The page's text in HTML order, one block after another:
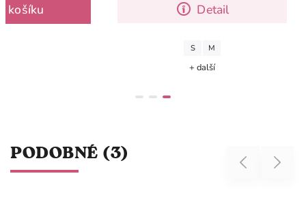
košíku Detail
S M
+ další
PODOBNÉ (3) Previous Next